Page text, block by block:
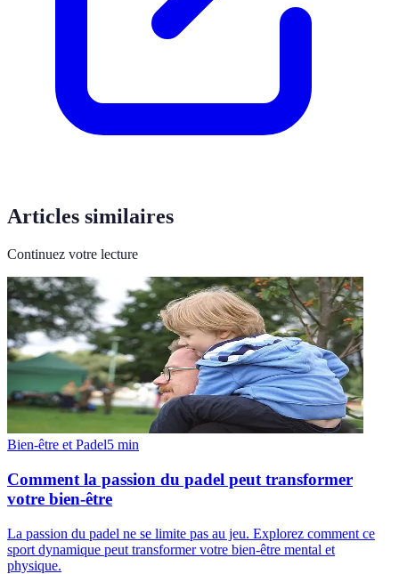
Articles similaires
Continuez votre lecture
Bien-être et Padel5 min
Comment la passion du padel peut transformer
votre bien-être
La passion du padel ne se limite pas au jeu. Explorez comment ce
sport dynamique peut transformer votre bien-être mental et
physique.